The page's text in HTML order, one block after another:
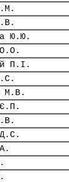
Ю.Ю.
П.І.
М.В.
Є.П.
Д.С.